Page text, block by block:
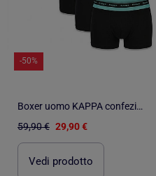
-50%
Boxer uomo KAPPA confezione da 6, cotone, cintura elastica
59,90 € 29,90 €
Vedi prodotto